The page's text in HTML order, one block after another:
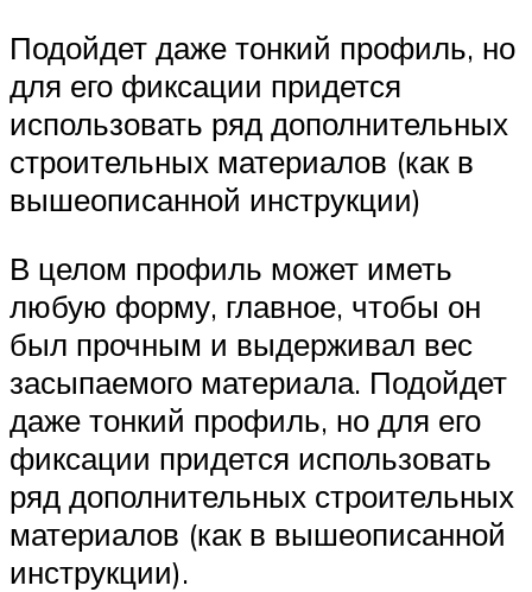
Подойдет даже тонкий профиль, но
для его фиксации придется
использовать ряд дополнительных
строительных материалов (как в
вышеописанной инструкции)
В целом профиль может иметь
любую форму, главное, чтобы он
был прочным и выдерживал вес
засыпаемого материала. Подойдет
даже тонкий профиль, но для его
фиксации придется использовать
ряд дополнительных строительных
материалов (как в вышеописанной
инструкции).